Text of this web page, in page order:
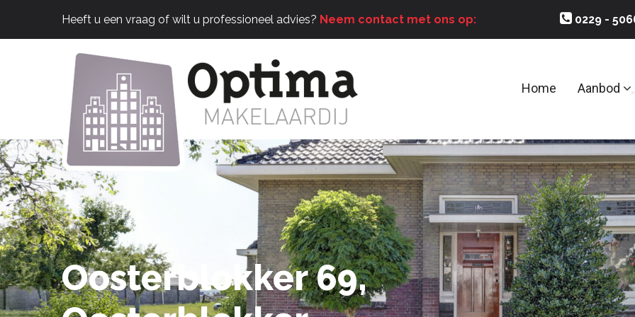
Heeft u een vraag of wilt u professioneel advies? Neem contact met ons op: 0229 -
Home Aanbod
Oosterblokker 69,